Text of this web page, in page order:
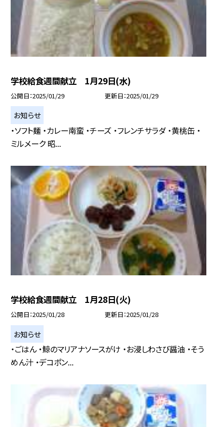
学校給食週間献立 1月29日(水)
公開日 2025/01/29 更新日 2025/01/29
お知らせ
・ソフト麺 ・カレー南蛮 ・チーズ ・フレンチサラダ ・黄桃缶 ・
ミルメーク 昭...
学校給食週間献立 1月28日(火)
公開日 2025/01/28 更新日 2025/01/28
お知らせ
・ごはん ・鯨のマリアナソースがけ ・お浸しわさび醤油 ・そう
めん汁 ・デコポン...